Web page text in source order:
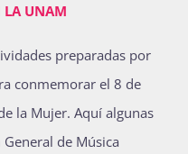
LA UNAM
preparadas por
conmemorar el 8 de
la Mujer. Aquí algunas
de Música